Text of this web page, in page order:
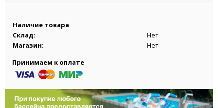
Наличие товара
Склад:
Нет
Магазин:
Нет
Принимаем к оплате